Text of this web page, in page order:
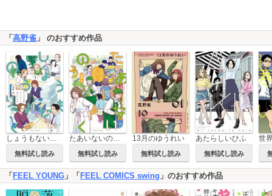
「 高野雀 」 のおすすめ作品
しょうもないのうりょく
無料試し読み
たあいないのうりょく
無料試し読み
13月のゆうれい
無料試し読み
あたらしいひふ
無料試し読み
世
「 FEEL YOUNG 」「 FEEL COMICS swing 」のおすすめ作品